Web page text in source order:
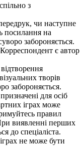
з
чи наступне
посилання на
забороняється.
є автор
творів
забороняється.
для осіб
іграх може
правил
виявленні перших
до спеціаліста.
не може бути